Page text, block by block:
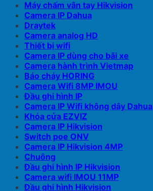
Máy chấm vân tay Hikvision
Camera IP Dahua
Draytek
Camera analog HD
Thiết bị wifi
Camera IP dùng cho bãi xe
Camera hành trình Vietmap
Báo cháy HORING
Camera Wifi 8MP IMOU
Đầu ghi hình IP
Camera IP Wifi không dây Dahua
Khóa cửa EZVIZ
Camera IP Hikvision
Switch poe ONV
Camera IP Hikvision 4MP
Chuông
Đầu ghi hình IP Hikvision
Camera wifi IMOU 11MP
Đầu ghi hình Hikvision